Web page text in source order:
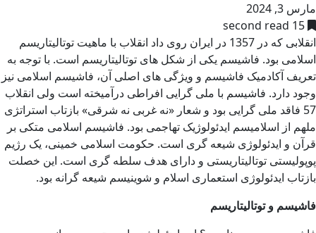
مارس 3, 2024
15 second read
انقلابی که در 1357 در ایران روی داد انقلاب با ماهیت توتالیتاریسم
اسلامی بود. فاشیسم یکی از شکل های توتالیتاریسم است. با توجه به
تعریف آکادمیک فاشیسم و ویژگی های اصلی آن، فاشیسم اسلامی نیز
وجود دارد. فاشیسم با ملی گرایی افراطی درآمیخته است ولی انقلاب
57 فاقد ملی گرایی بود و شعار «نه غربی نه شرقی» بازتاب استراتژی
ملهم از اسلامیسم ایدئولوژیک تهاجمی بود. فاشیسم اسلامی متکی بر
قرآن و ایدئولوژی شیعه گری است. حکومت اسلامی خمینی، یک رژیم
پوپولیستی توتالیتاریستی و دارای هدف سلطه گری است. این خصلت
بازتاب ایدئولوژی استعماری اسلام و شوینیسم شیعه گرانه بود.
فاشیسم و توتالیتاریسم